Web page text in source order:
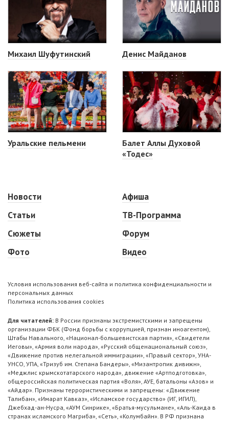
Михаил Шуфутинский Денис Майданов
Уральские пельмени
Балет Аллы Духовой
«Тодес»
Новости
Статьи
Сюжеты
Фото
Афиша
ТВ-Программа
Форум
Видео
Условия использования веб-сайта и политика конфиденциальности и
персональных данных
Политика использования cookies
Для читателей: В России признаны экстремистскими и запрещены
организации ФБК (Фонд борьбы с коррупцией, признан иноагентом),
Штабы Навального, «Национал-большевистская партия», «Свидетели
Иеговы», «Армия воли народа», «Русский общенациональный союз»,
«Движение против нелегальной иммиграции», «Правый сектор», УНА-
УНСО, УПА, «Тризуб им. Степана Бандеры», «Мизантропик дивижн»,
«Меджлис крымскотатарского народа», движение «Артподготовка»,
общероссийская политическая партия «Воля», АУЕ, батальоны «Азов» и
«Айдар». Признаны террористическими и запрещены: «Движение
Талибан», «Имарат Кавказ», «Исламское государство» (ИГ, ИГИЛ),
Джебхад-ан-Нусра, «АУМ Синрике», «Братья-мусульмане», «Аль-Каида в
странах исламского Магриба», «Сеть», «Колумбайн». В РФ признана